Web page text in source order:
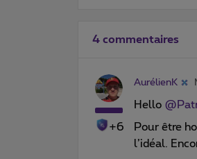
4 commentaires
+6
AurélienK
Hello
Pour être
l’idéal.